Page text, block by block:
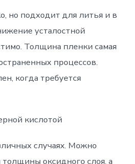
но подходит для литья и в
усталостной
Толщина пленки самая
процессов.
когда требуется
кислотой
случаях. Можно
оксидного слоя, а